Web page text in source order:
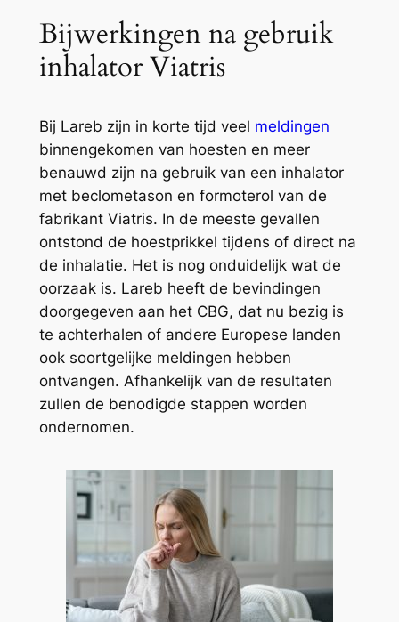
Bijwerkingen na gebruik
inhalator Viatris
Bij Lareb zijn in korte tijd veel meldingen
binnengekomen van hoesten en meer
benauwd zijn na gebruik van een inhalator
met beclometason en formoterol van de
fabrikant Viatris. In de meeste gevallen
ontstond de hoestprikkel tijdens of direct na
de inhalatie. Het is nog onduidelijk wat de
oorzaak is. Lareb heeft de bevindingen
doorgegeven aan het CBG, dat nu bezig is
te achterhalen of andere Europese landen
ook soortgelijke meldingen hebben
ontvangen. Afhankelijk van de resultaten
zullen de benodigde stappen worden
ondernomen.